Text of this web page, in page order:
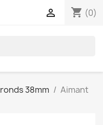
shopping_cart (0)

38mm
Aimant